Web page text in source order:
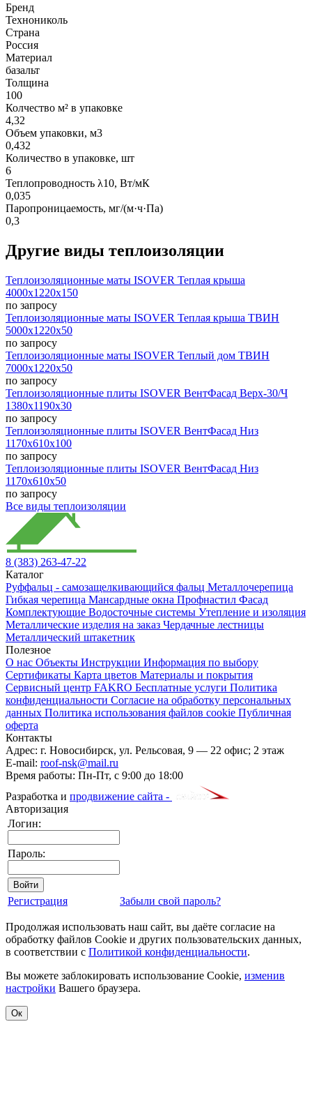
Бренд
Технониколь
Страна
Россия
Материал
базальт
Толщина
100
Колчество м² в упаковке
4,32
Объем упаковки, м3
0,432
Количество в упаковке, шт
6
Теплопроводность λ10, Вт/мК
0,035
Паропроницаемость, мг/(м·ч·Па)
0,3
Другие виды теплоизоляции
Теплоизоляционные маты ISOVER Теплая крыша
4000х1220х150
по запросу
Теплоизоляционные маты ISOVER Теплая крыша ТВИН
5000х1220х50
по запросу
Теплоизоляционные маты ISOVER Теплый дом ТВИН
7000х1220х50
по запросу
Теплоизоляционные плиты ISOVER ВентФасад Верх-30/Ч
1380х1190х30
по запросу
Теплоизоляционные плиты ISOVER ВентФасад Низ
1170х610х100
по запросу
Теплоизоляционные плиты ISOVER ВентФасад Низ
1170х610х50
по запросу
Все виды теплоизоляции
8 (383) 263-47-22
Каталог
Руффальц - самозащелкивающийся фальц Металлочерепица
Гибкая черепица Мансардные окна Профнастил Фасад
Комплектующие Водосточные системы Утепление и изоляция
Металлические изделия на заказ Чердачные лестницы
Металлический штакетник
Полезное
О нас Объекты Инструкции Информация по выбору
Сертификаты Карта цветов Материалы и покрытия
Сервисный центр FAKRO Бесплатные услуги Политика
конфиденциальности Согласие на обработку персональных
данных Политика использования файлов cookie Публичная
оферта
Контакты
Адрес: г. Новосибирск, ул. Рельсовая, 9 — 22 офис; 2 этаж
E-mail: roof-nsk@mail.ru
Время работы: Пн-Пт, с 9:00 до 18:00
Разработка и продвижение сайта -
Авторизация
Логин:
Пароль:
Регистрация Забыли свой пароль?
Продолжая использовать наш сайт, вы даёте согласие на
обработку файлов Cookie и других пользовательских данных,
в соответствии с Политикой конфиденциальности.
Вы можете заблокировать использование Cookie, изменив
настройки Вашего браузера.
Ок